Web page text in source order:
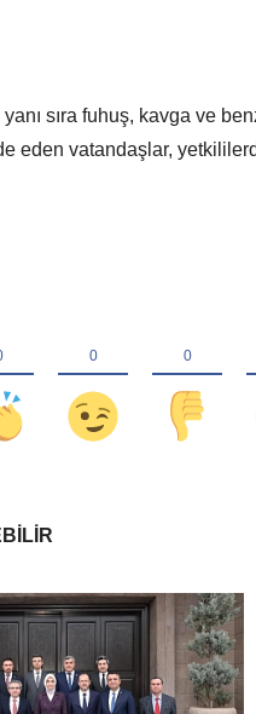
sıra fuhuş, kavga ve
eden vatandaşlar,